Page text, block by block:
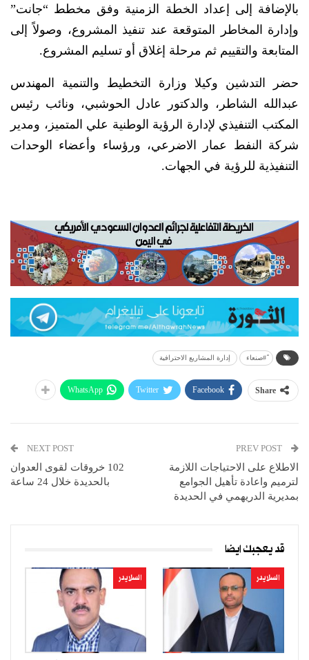
بالإضافة إلى إعداد الخطة الزمنية وفق مخطط “جانت”
وإدارة المخاطر المتوقعة عند تنفيذ المشروع، وصولاً إلى
المتابعة والتقييم ثم مرحلة إغلاق أو تسليم المشروع.
حضر التدشين وكيلا وزارة التخطيط والتنمية المهندس
عبدالله الشاطر، والدكتور عادل الحوشبي، ونائب رئيس
المكتب التنفيذي لإدارة الرؤية الوطنية علي المتميز، ومدير
شركة النفط عمار الاضرعي، ورؤساء وأعضاء الوحدات
التنفيذية للرؤية في الجهات.
ً#صنعاء إدارة المشاريع الاحترافية
Share
Facebook
Twitter
WhatsApp
الاطلاع على الاحتياجات اللازمة
لترميم واعادة تأهيل الجوامع
بمديرية الدريهمي في الحديدة
NEXT POST
102 خروقات لقوى العدوان
بالحديدة خلال 24 ساعة
قد يعجبك ايضا
السلايدر السلايدر